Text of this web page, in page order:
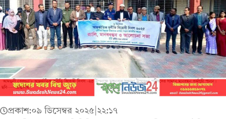
প্রকাশ:০৯ ডিসেম্বর ২০২৫ ২২:১৭